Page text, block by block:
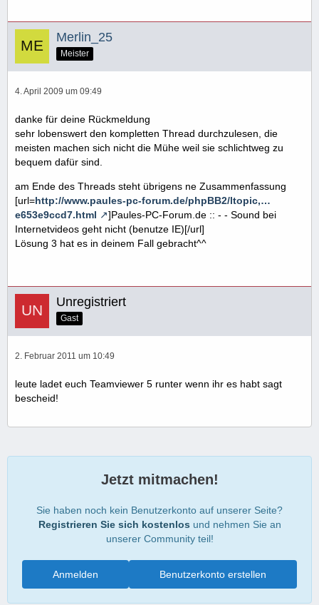
Merlin_25
Meister
4. April 2009 um 09:49
danke für deine Rückmeldung
sehr lobenswert den kompletten Thread durchzulesen, die
meisten machen sich nicht die Mühe weil sie schlichtweg zu
bequem dafür sind.
am Ende des Threads steht übrigens ne Zusammenfassung
[url=http://www.paules-pc-forum.de/phpBB2/ltopic,…
e653e9ccd7.html
]Paules-PC-Forum.de :: - - Sound bei
Internetvideos geht nicht (benutze IE)[/url]
Lösung 3 hat es in deinem Fall gebracht^^
Unregistriert
Gast
2. Februar 2011 um 10:49
leute ladet euch Teamviewer 5 runter wenn ihr es habt sagt
bescheid!
Jetzt mitmachen!
Sie haben noch kein Benutzerkonto auf unserer Seite?
Registrieren Sie sich kostenlos und nehmen Sie an
unserer Community teil!
Benutzerkonto erstellen
Anmelden